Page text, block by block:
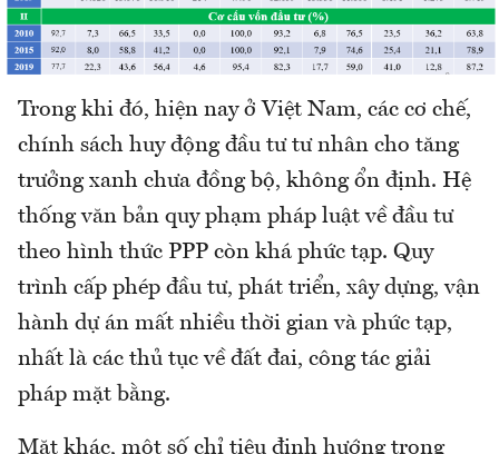
Trong khi đó, hiện nay ở Việt Nam, các cơ chế,
chính sách huy động đầu tư tư nhân cho tăng
trưởng xanh chưa đồng bộ, không ổn định. Hệ
thống văn bản quy phạm pháp luật về đầu tư
theo hình thức PPP còn khá phức tạp. Quy
trình cấp phép đầu tư, phát triển, xây dựng, vận
hành dự án mất nhiều thời gian và phức tạp,
nhất là các thủ tục về đất đai, công tác giải
pháp mặt bằng.
Mặt khác, một số chỉ tiêu định hướng trong